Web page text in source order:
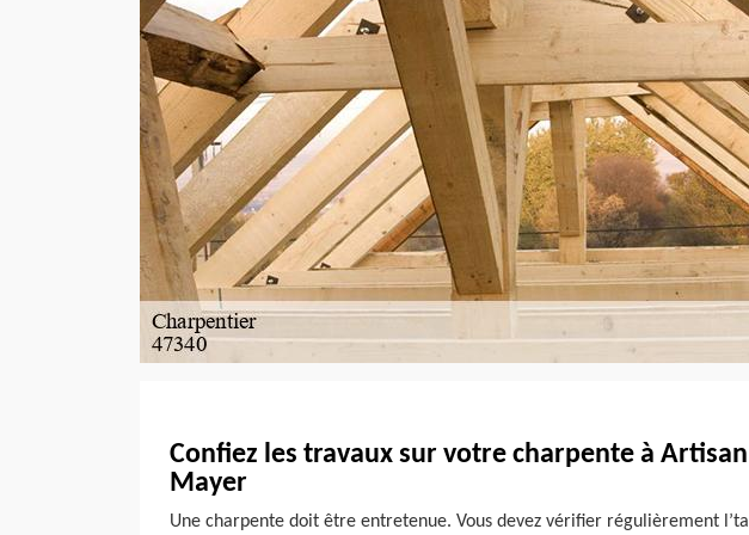
Confiez les travaux sur votre charpente à Artisan
Mayer
Une charpente doit être entretenue. Vous devez vérifier régulièrement l’ta